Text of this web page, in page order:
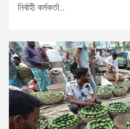
নির্বাহী কর্মকর্তা...